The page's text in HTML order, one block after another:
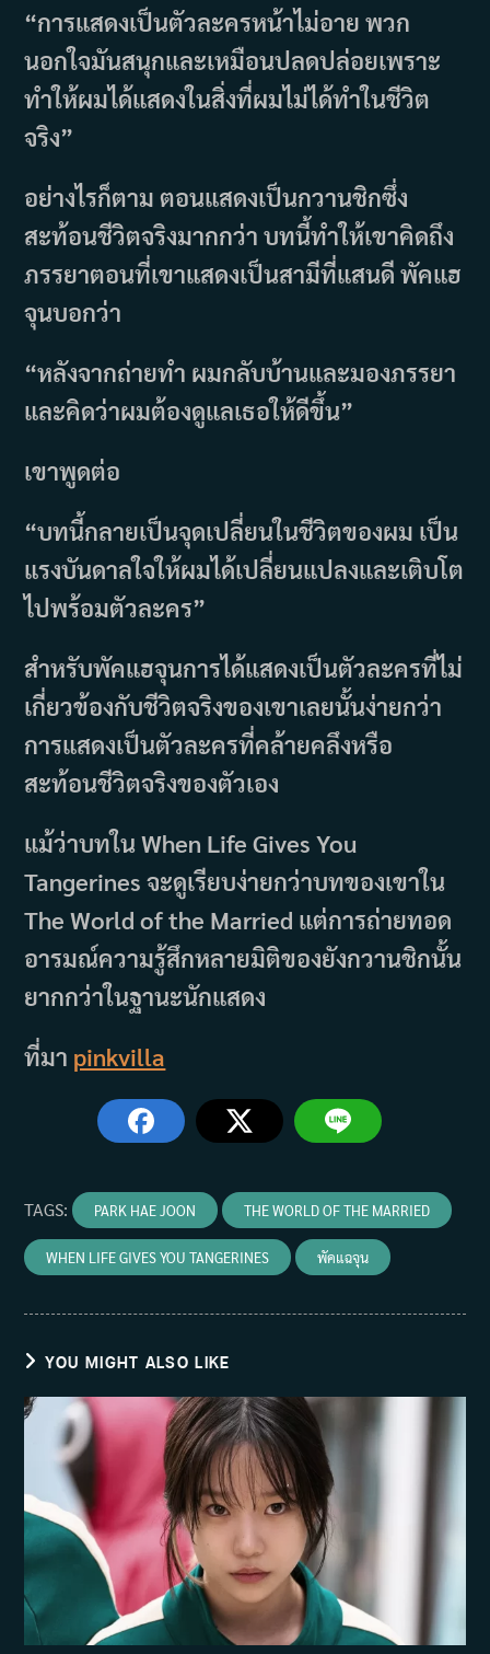
“การแสดงเป็นตัวละครหน้าไม่อาย พวก
นอกใจมันสนุกและเหมือนปลดปล่อยเพราะ
ทำให้ผมได้แสดงในสิ่งที่ผมไม่ได้ทำในชีวิต
จริง”
อย่างไรก็ตาม ตอนแสดงเป็นกวานชิกซึ่ง
สะท้อนชีวิตจริงมากกว่า บทนี้ทำให้เขาคิดถึง
ภรรยาตอนที่เขาแสดงเป็นสามีที่แสนดี พัคแฮ
จุนบอกว่า
“หลังจากถ่ายทำ ผมกลับบ้านและมองภรรยา
และคิดว่าผมต้องดูแลเธอให้ดีขึ้น”
เขาพูดต่อ
“บทนี้กลายเป็นจุดเปลี่ยนในชีวิตของผม เป็น
แรงบันดาลใจให้ผมได้เปลี่ยนแปลงและเติบโต
ไปพร้อมตัวละคร”
สำหรับพัคแฮจุนการได้แสดงเป็นตัวละครที่ไม่
เกี่ยวข้องกับชีวิตจริงของเขาเลยนั้นง่ายกว่า
การแสดงเป็นตัวละครที่คล้ายคลึงหรือ
สะท้อนชีวิตจริงของตัวเอง
แม้ว่าบทใน When Life Gives You
Tangerines จะดูเรียบง่ายกว่าบทของเขาใน
The World of the Married แต่การถ่ายทอด
อารมณ์ความรู้สึกหลายมิติของยังกวานชิกนั้น
ยากกว่าในฐานะนักแสดง
ที่มา pinkvilla
TAGS: PARK HAE JOON THE WORLD OF THE MARRIED
WHEN LIFE GIVES YOU TANGERINES พัคแฉจุน
YOU MIGHT ALSO LIKE